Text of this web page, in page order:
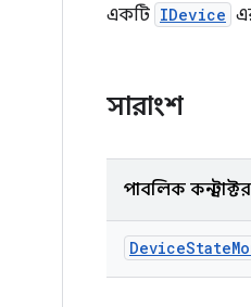
একটি IDevice
সারাংশ
পাবলিক কনস্ট্রাক্টর
DeviceState